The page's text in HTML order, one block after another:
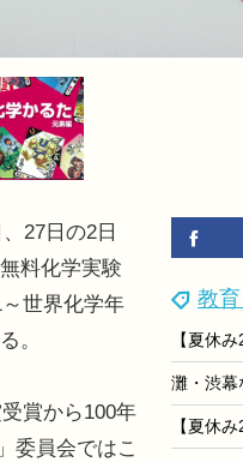
教
27日の2日
料化学実験
世界化学年
。
賞から100年
委員会ではこ